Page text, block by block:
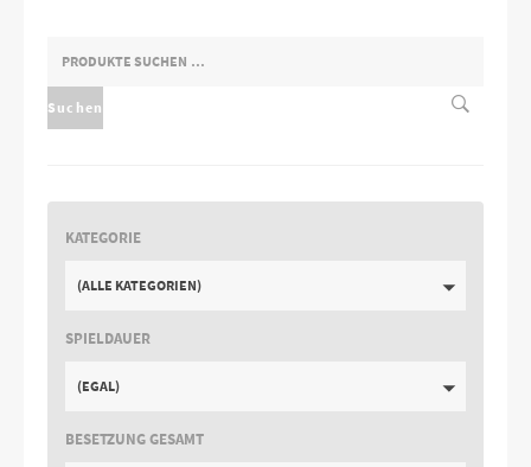
SUCHEN
NACH:
Suchen
KATEGORIE
(ALLE KATEGORIEN)
SPIELDAUER
(EGAL)
BESETZUNG GESAMT